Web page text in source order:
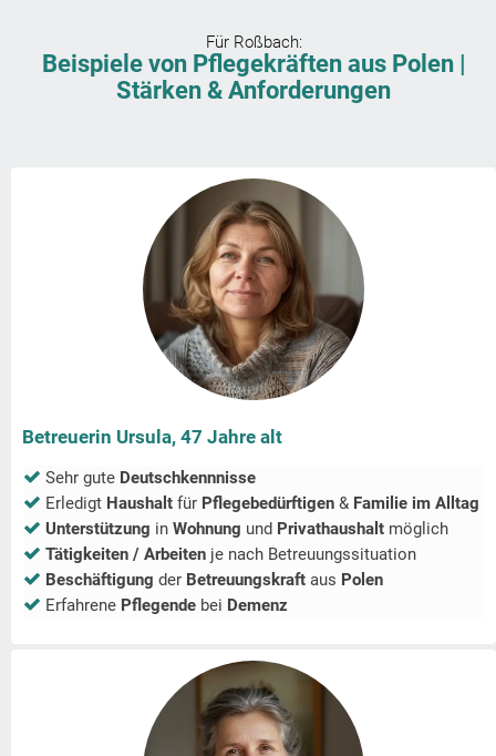
Für Roßbach:
Beispiele von Pflegekräften aus Polen |
Stärken & Anforderungen
Betreuerin Ursula, 47 Jahre alt
Sehr gute Deutschkennnisse
Erledigt Haushalt für Pflegebedürftigen & Familie im Alltag
Unterstützung in Wohnung und Privathaushalt möglich
Tätigkeiten / Arbeiten je nach Betreuungssituation
Beschäftigung der Betreuungskraft aus Polen
Erfahrene Pflegende bei Demenz